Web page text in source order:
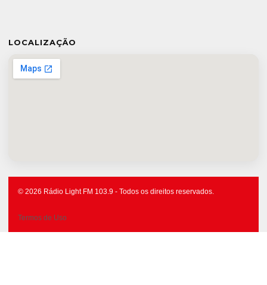
LOCALIZAÇÃO
© 2026 Rádio Light FM 103.9 - Todos os direitos reservados.
Termos de Uso